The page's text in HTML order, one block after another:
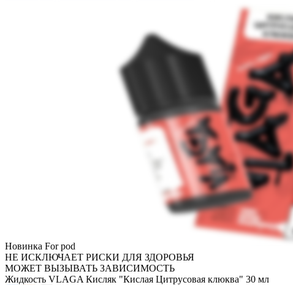
Новинка For pod
НЕ ИСКЛЮЧАЕТ РИСКИ ДЛЯ ЗДОРОВЬЯ
МОЖЕТ ВЫЗЫВАТЬ ЗАВИСИМОСТЬ
Жидкость VLAGA Кисляк "Кислая Цитрусовая клюква" 30 мл